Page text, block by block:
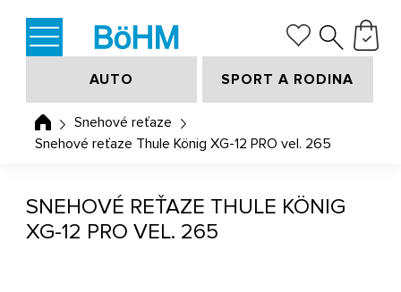
AUTO SPORT A RODINA
Snehové reťaze
Snehové reťaze Thule König XG-12 PRO vel. 265
SNEHOVÉ REŤAZE THULE KÖNIG
XG-12 PRO VEL. 265